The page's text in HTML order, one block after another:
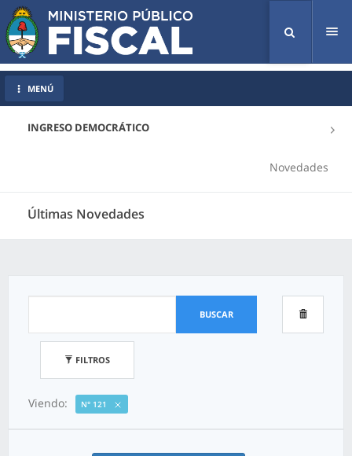
INGRESO DEMOCRÁTICO
Novedades
Últimas Novedades
MENÚ
BUSCAR
FILTROS
Viendo: N° 121